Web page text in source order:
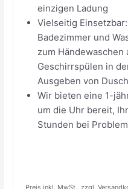
einzigen Ladung
Vielseitig
Badezimmer und
zum Händewaschen
Geschirrspülen in
Ausgeben von
Wir bieten eine 1-
um die Uhr bereit,
Stunden bei
Preis inkl. MwSt., zzgl.